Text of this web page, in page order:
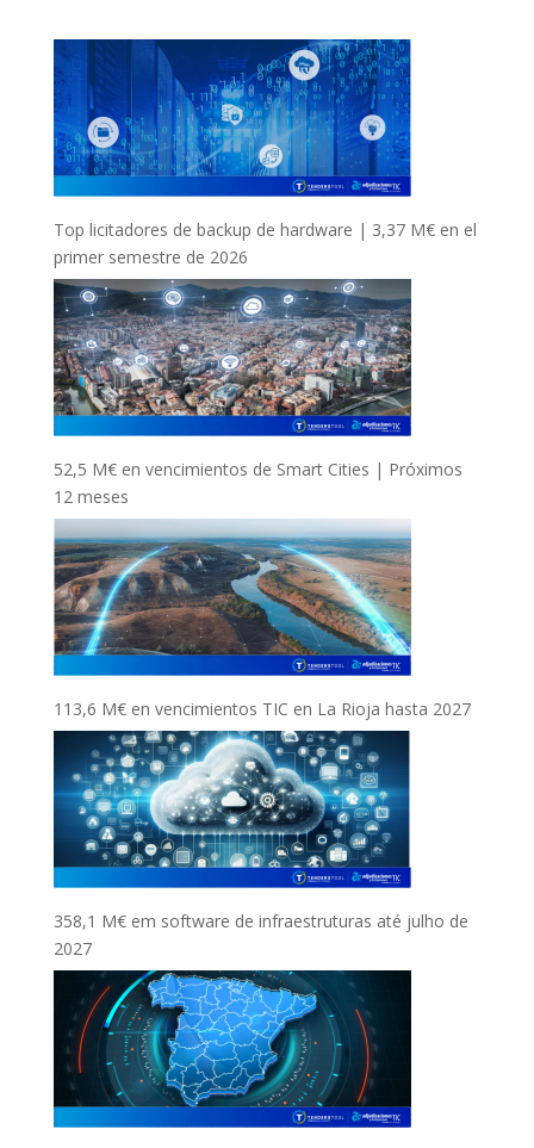
Top licitadores de backup de hardware | 3,37 M€ en el
primer semestre de 2026
52,5 M€ en vencimientos de Smart Cities | Próximos
12 meses
113,6 M€ en vencimientos TIC en La Rioja hasta 2027
358,1 M€ em software de infraestruturas até julho de
2027